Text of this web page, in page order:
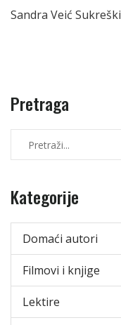
Sandra Veić Sukreški
Pretraga
Kategorije
Domaći autori
Filmovi i knjige
Lektire